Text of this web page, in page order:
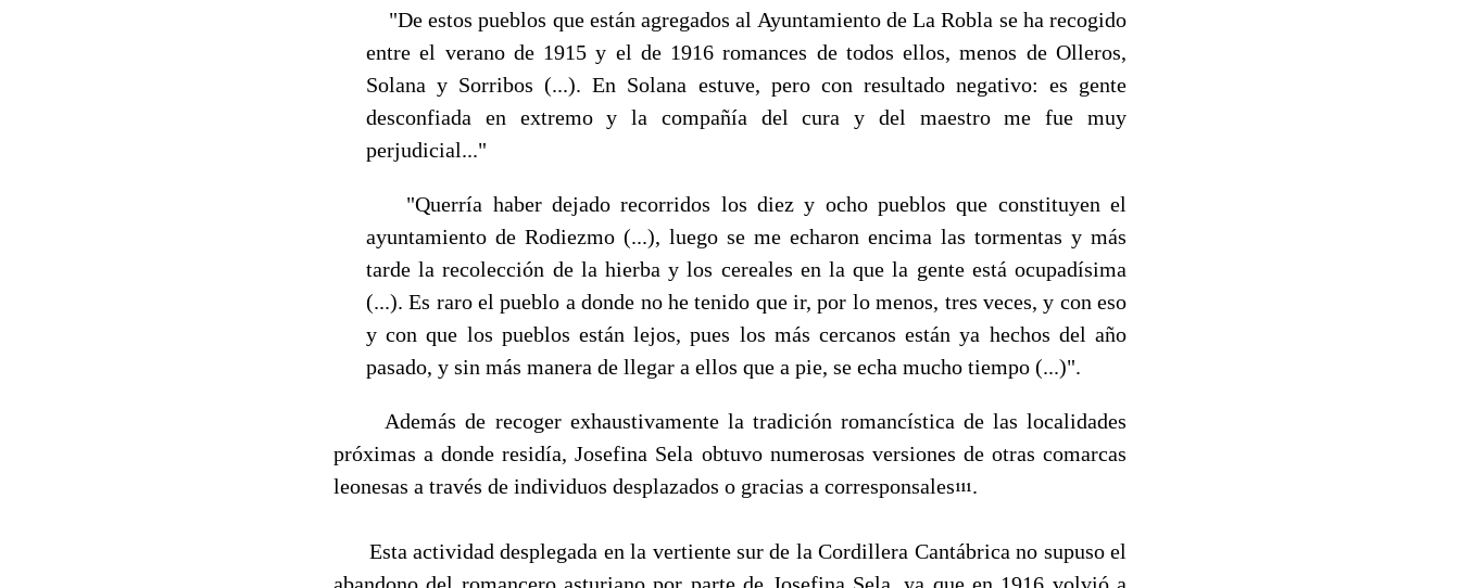
"De estos pueblos que están agregados al Ayuntamiento de La Robla se ha recogido
entre el verano de 1915 y el de 1916 romances de todos ellos, menos de Olleros,
Solana y Sorribos (...). En Solana estuve, pero con resultado negativo: es gente
desconfiada en extremo y la com­pañía del cura y del maestro me fue muy
perjudicial..."
"Querría haber dejado recorridos los diez y ocho pueblos que constituyen el
ayuntamien­to de Rodiezmo (...), luego se me echaron encima las tormentas y más
tarde la recolección de la hierba y los cereales en la que la gente está ocupadísima
(...). Es raro el pueblo a donde no he tenido que ir, por lo menos, tres veces, y con eso
y con que los pueblos están lejos, pues los más cercanos están ya hechos del año
pasado, y sin más manera de llegar a ellos que a pie, se echa mucho tiempo (...)".
Además de recoger exhaustivamente la tradición romancística de las localidades
próximas a donde residía, Josefina Sela obtuvo numerosas versiones de otras comarcas
leonesas a través de individuos desplazados o gracias a corresponsales111 .
Esta actividad desplegada en la vertiente sur de la Cordillera Cantábrica no supuso el